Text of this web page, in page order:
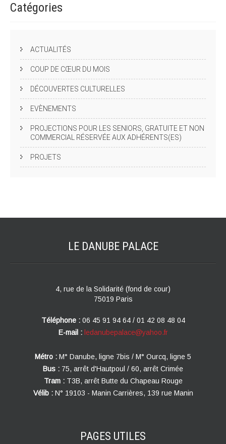
Catégories
ACTUALITÉS
COUP DE CŒUR DU MOIS
DÉCOUVERTES CULTURELLES
EVÈNEMENTS
PROJECTIONS POUR LES SENIORS, GRATUITE ET NON
COMMERCIAL RÉSERVÉE AUX ADHÉRENTS(ES)
PROJETS
LE DANUBE PALACE
4, rue de la Solidarité (fond de cour)
75019 Paris
Téléphone : 06 45 91 94 64 / 01 42 08 48 04
E-mail : ledanubepalace@yahoo.fr
Métro : M° Danube, ligne 7bis / M° Ourcq, ligne 5
Bus : 75, arrêt d'Hautpoul / 60, arrêt Crimée
Tram : T3B, arrêt Butte du Chapeau Rouge
Vélib : N° 19103 - Manin Carrières, 139 rue Manin
PAGES UTILES